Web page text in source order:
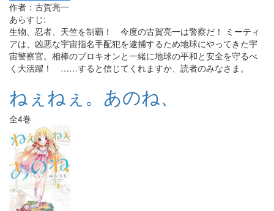
作者：古賀亮一
あらすじ:
生物、忍者、天竺を制覇！ 今度の古賀亮一は警察だ！ ミーティ
アは、凶悪な宇宙指名手配犯を逮捕するため地球にやってきた宇
宙警察官。相棒のプロキオンと一緒に地球の平和と安全を守るべ
く大活躍！ ……すると信じてくれますか、読者のみなさま。
ねぇねぇ。あのね、
全4巻